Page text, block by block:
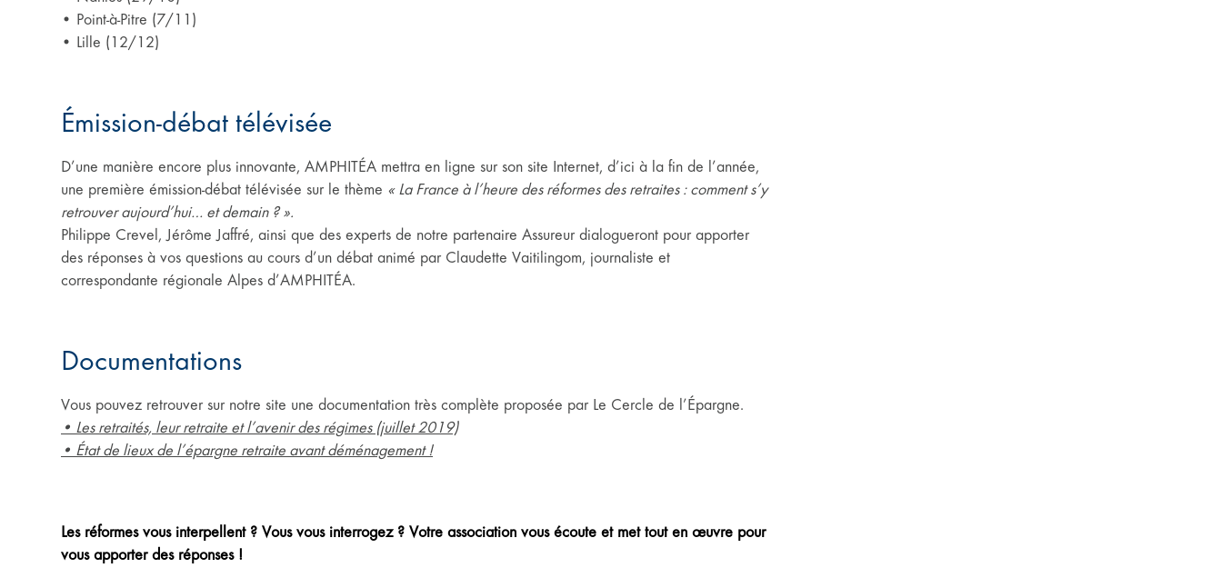
• Point-à-Pitre (7/11)
• Lille (12/12)
Émission-débat télévisée
D’une manière encore plus innovante, AMPHITÉA mettra en ligne sur son site Internet, d’ici à la fin de l’année,
une première émission-débat télévisée sur le thème « La France à l’heure des réformes des retraites : comment s’y
retrouver aujourd’hui… et demain ? ».
Philippe Crevel, Jérôme Jaffré, ainsi que des experts de notre partenaire Assureur dialogueront pour apporter
des réponses à vos questions au cours d’un débat animé par Claudette Vaitilingom, journaliste et
correspondante régionale Alpes d’AMPHITÉA.
Documentations
Vous pouvez retrouver sur notre site une documentation très complète proposée par Le Cercle de l’Épargne.
• Les retraités, leur retraite et l’avenir des régimes (juillet 2019)
• État de lieux de l’épargne retraite avant déménagement !
Les réformes vous interpellent ? Vous vous interrogez ? Votre association vous écoute et met tout en œuvre pour
vous apporter des réponses !